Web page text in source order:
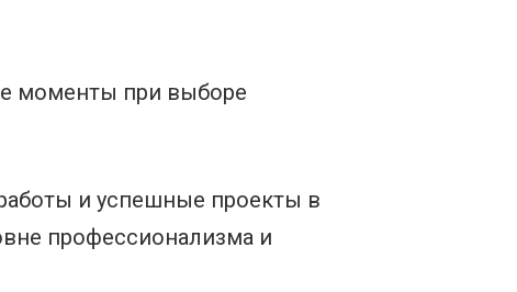
моменты при выборе
и успешные проекты в
профессионализма и